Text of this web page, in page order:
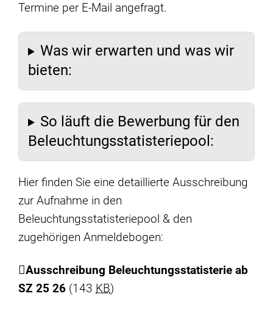
Termine per E-Mail angefragt.
Was wir erwarten und was wir
bieten:
So läuft die Bewerbung für den
Beleuchtungsstatisteriepool:
Hier finden Sie eine detaillierte Ausschreibung
zur Aufnahme in den
Beleuchtungsstatisteriepool & den
zugehörigen Anmeldebogen:
Ausschreibung Beleuchtungsstatisterie ab
SZ 25 26 (143 KB)